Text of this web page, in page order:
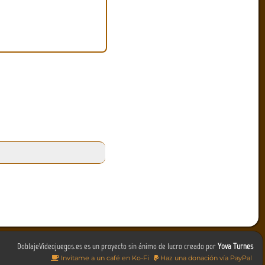
DoblajeVideojuegos.es es un proyecto sin ánimo de lucro creado porYova Turnes
Invítame a un café en Ko-Fi Haz una donación vía PayPal